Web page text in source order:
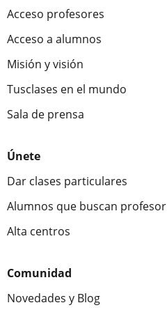
Acceso profesores
Acceso a alumnos
Misión y visión
Tusclases en el mundo
Sala de prensa
Únete
Dar clases particulares
Alumnos que buscan profesor
Alta centros
Comunidad
Novedades y Blog